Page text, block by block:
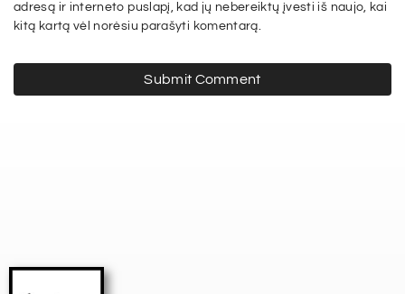
adresą ir interneto puslapį, kad jų nebereiktų įvesti iš naujo, kai
kitą kartą vėl norėsiu parašyti komentarą.